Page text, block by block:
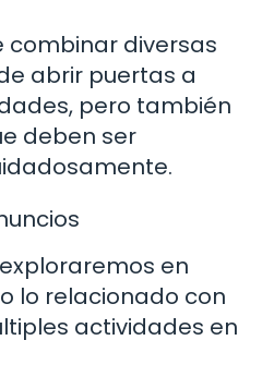
combinar diversas
abrir puertas a
pero también
deben ser
en
lo relacionado con
actividades en